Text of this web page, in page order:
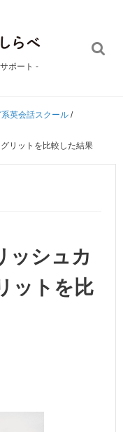
ポート -

英会話スクール /
リットを比較した結果
ッシュカ
ットを比